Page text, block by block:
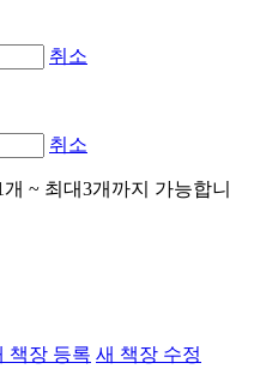
취소
취소
~ 최대3개까지 가능합니
책장 등록 새 책장 수정